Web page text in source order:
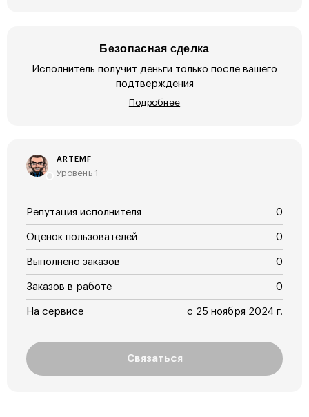
Безопасная сделка
Исполнитель получит деньги только после вашего
подтверждения
Подробнее
ARTEMF
Уровень 1
Репутация исполнителя 0
Оценок пользователей 0
Выполнено заказов 0
Заказов в работе 0
На сервисе с 25 ноября 2024 г.
Связаться